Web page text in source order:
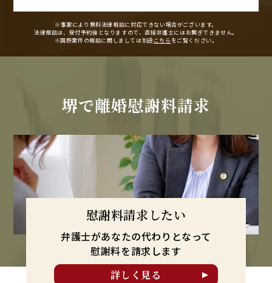
※事案により無料法律相談に対応できない場合がございます。
法律相談は、受付予約後となりますので、 直接弁護士にはお繋ぎできません。
※国際案件の相談に関しましては別途こちら をご覧ください。
堺で離婚慰謝料請求
慰謝料請求したい
弁護士があなたの代わりとなって
慰謝料を請求します
詳しく見る